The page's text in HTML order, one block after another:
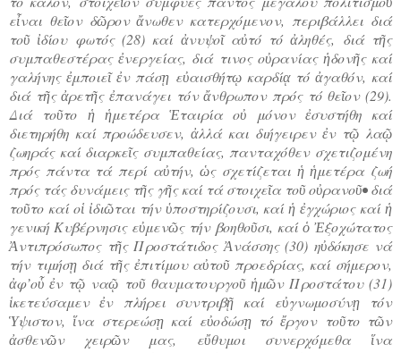
εἶναι θεῖον δῶρον ἄνωθεν κατερχόμενον, περιβάλλει διά
τοῦ ἰδίου φωτός (28) καί ἀνυψοῖ αὐτό τό ἀληθές, διά τῆς
συμπαθεστέρας ἐνεργείας, διά τινος οὐρανίας ἡδονῆς καί
γαλήνης ἐμποιεῖ ἐν πάσῃ εὐαισθήτῳ καρδίᾳ τό ἀγαθόν, καί
διά τῆς ἀρετῆς ἐπανάγει τόν ἄνθρωπον πρός τό θεῖον (29).
Διά τοῦτο ἡ ἡμετέρα Ἑταιρία οὐ μόνον ἐσυστήθη καί
διετηρήθη καί προώδευσεν, ἀλλά και διήγειρεν ἐν τῷ λαῷ
ζωηράς καί διαρκεῖς συμπαθείας, πανταχόθεν σχετιζομένη
πρός πάντα τά περί αὐτήν, ὡς σχετίζεται ἡ ἡμετέρα ζωή
πρός τάς δυνάμεις τῆς γῆς καί τά στοιχεῖα τοῦ οὐρανοῦ• διά
τοῦτο καί οἱ ἰδιῶται τήν ὑποστηρίζουσι, καί ἡ ἐγχώριος καί ἡ
γενική Κυβέρνησις εὐμενῶς τήν βοηθοῦσι, καί ὁ Ἐξοχώτατος
Ἀντιπρόσωπος τῆς Προστάτιδος Ἀνάσσης (30) ηὐδόκησε νά
τήν τιμήσῃ διά τῆς ἐπιτίμου αὐτοῦ προεδρίας, καί σήμερον,
ἀφ’οὗ ἐν τῷ ναῷ τοῦ θαυματουργοῦ ἡμῶν Προστάτου (31)
ἱκετεύσαμεν ἐν πλήρει συντριβῇ καί εὐγνωμοσύνῃ τόν
Ὑψιστον, ἵνα στερεώσῃ καί εὐοδώσῃ τό ἔργον τοῦτο τῶν
ἀσθενῶν χειρῶν μας, εὔθυμοι συνερχόμεθα ἵνα